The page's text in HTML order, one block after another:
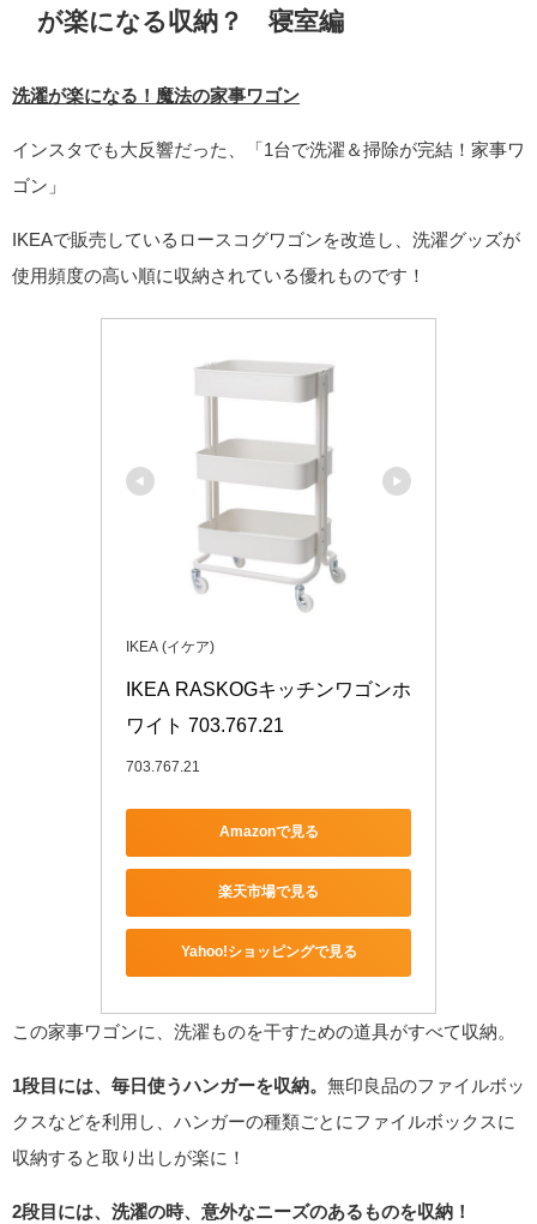
が楽になる収納？ 寝室編
洗濯が楽になる！魔法の家事ワゴン
インスタでも大反響だった、「1台で洗濯＆掃除が完結！家事ワ
ゴン」
IKEAで販売しているロースコグワゴンを改造し、洗濯グッズが
使用頻度の高い順に収納されている優れものです！
IKEA (イケア)
IKEA RASKOGキッチンワゴンホ
ワイト 703.767.21
703.767.21
Amazonで見る
楽天市場で見る
Yahoo!ショッピングで見る
この家事ワゴンに、洗濯ものを干すための道具がすべて収納。
1段目には、毎日使うハンガーを収納。 無印良品のファイルボッ
クスなどを利用し、ハンガーの種類ごとにファイルボックスに
収納すると取り出しが楽に！
2段目には、洗濯の時、意外なニーズのあるものを収納！